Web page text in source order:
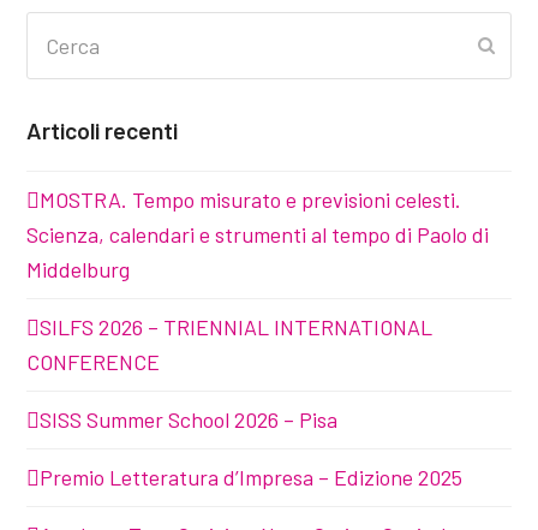
Articoli recenti
MOSTRA. Tempo misurato e previsioni celesti.
Scienza, calendari e strumenti al tempo di Paolo di
Middelburg
SILFS 2026 – TRIENNIAL INTERNATIONAL
CONFERENCE
SISS Summer School 2026 – Pisa
Premio Letteratura d’Impresa – Edizione 2025